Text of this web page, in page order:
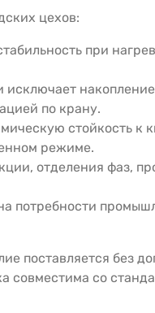
цехов:
при
по крану.
стойкость
режиме.
отделения фаз,
потребности
поставляется без
совместима со